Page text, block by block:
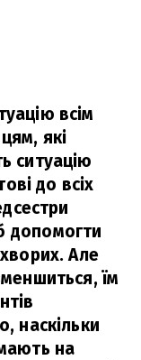
всім
які
ситуацію
до всіх
допомогти
Але
їм
наскільки
на